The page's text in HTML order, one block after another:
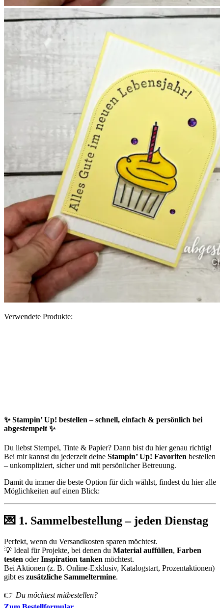
Verwendete Produkte:
✨Stampin’ Up! bestellen – schnell, einfach & persönlich bei
abgestempelt ✨
Du liebst Stempel, Tinte & Papier? Dann bist du hier genau richtig!
Bei mir kannst du jederzeit deine Stampin’ Up! Favoriten bestellen
– unkompliziert, sicher und mit persönlicher Betreuung.
Damit du immer die beste Option für dich wählst, findest du hier alle
Möglichkeiten auf einen Blick:
💌 1. Sammelbestellung – jeden Dienstag
Perfekt, wenn du Versandkosten sparen möchtest.
💡 Ideal für Projekte, bei denen du Material auffüllen, Farben
testen oderInspiration tanken möchtest.
Bei Aktionen (z. B. Online-Exklusiv, Katalogstart, Prozentaktionen)
gibt es zusätzliche Sammeltermine.
👉 Du möchtest mitbestellen?